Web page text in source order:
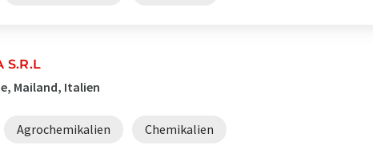
S.R.L
Mailand, Italien
Agrochemikalien Chemikalien